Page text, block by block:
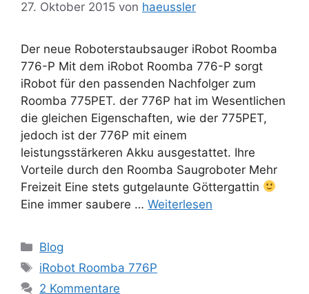
27. Oktober 2015 von haeussler
Der neue Roboterstaubsauger iRobot Roomba
776-P Mit dem iRobot Roomba 776-P sorgt
iRobot für den passenden Nachfolger zum
Roomba 775PET. der 776P hat im Wesentlichen
die gleichen Eigenschaften, wie der 775PET,
jedoch ist der 776P mit einem
leistungsstärkeren Akku ausgestattet. Ihre
Vorteile durch den Roomba Saugroboter Mehr
Freizeit Eine stets gutgelaunte Göttergattin
Eine immer saubere … Weiterlesen
Kategorien
Blog
Schlagwörter
iRobot Roomba 776P
2 Kommentare